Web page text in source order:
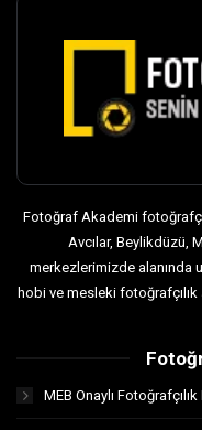
Fotoğraf Akademi
Avcılar, Beylikdüzü,
merkezlerimizde alanında
hobi ve mesleki
MEB Onaylı Fotoğrafçılık